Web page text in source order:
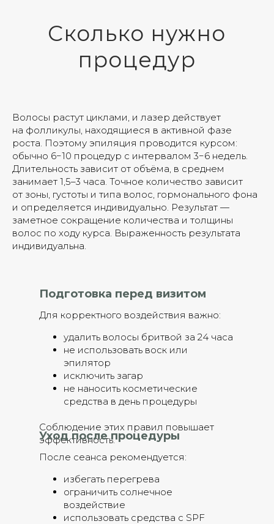
Сколько нужно
процедур
Волосы растут циклами, и лазер действует
на фолликулы, находящиеся в активной фазе
роста. Поэтому эпиляция проводится курсом:
обычно 6−10 процедур с интервалом 3−6 недель.
Длительность зависит от объёма, в среднем
занимает 1,5–3 часа. Точное количество зависит
от зоны, густоты и типа волос, гормонального фона
и определяется индивидуально. Результат —
заметное сокращение количества и толщины
волос по ходу курса. Выраженность результата
индивидуальна.
Для корректного воздействия важно:
удалить волосы бритвой за 24 часа
не использовать воск или
эпилятор
исключить загар
не наносить косметические
средства в день процедуры
Соблюдение этих правил повышает
эффективность.
Подготовка перед визитом
После сеанса рекомендуется:
избегать перегрева
ограничить солнечное
воздействие
использовать средства с SPF
Уход после процедуры